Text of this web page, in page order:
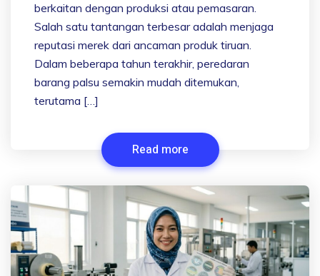
berkaitan dengan produksi atau pemasaran.
Salah satu tantangan terbesar adalah menjaga
reputasi merek dari ancaman produk tiruan.
Dalam beberapa tahun terakhir, peredaran
barang palsu semakin mudah ditemukan,
terutama […]
Read more